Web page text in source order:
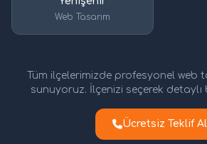
Web Tasarım
Tüm ilçelerimizde profesyonel web
sunuyoruz. İlçenizi seçerek
Ücretsiz Teklif Al